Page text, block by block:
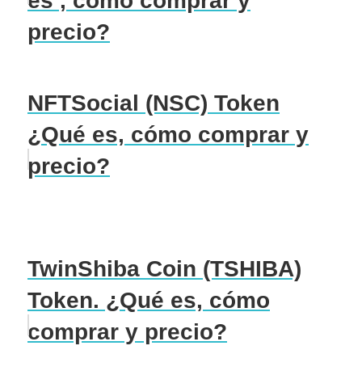
precio?
NFTSocial (NSC) Token
¿Qué es, cómo comprar y
precio?
TwinShiba Coin (TSHIBA)
Token. ¿Qué es, cómo
comprar y precio?